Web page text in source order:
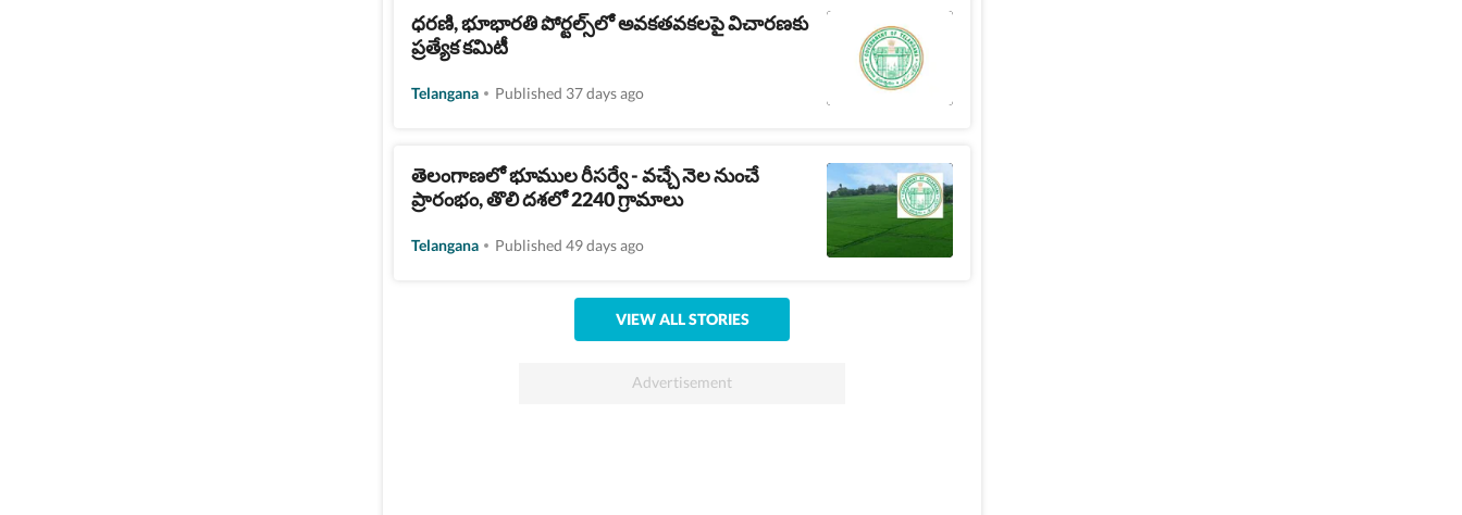
ధరణి, భూభారతి పోర్టల్స్‌లో అవకతవకలపై విచారణకు
ప్రత్యేక కమిటీ
Telangana Published 37 days ago
తెలంగాణలో భూముల రీసర్వే - వచ్చే నెల నుంచే
ప్రారంభం, తొలి దశలో 2240 గ్రామాలు
Telangana Published 49 days ago
VIEW ALL STORIES